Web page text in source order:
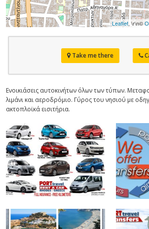
Leaflet, \r\n©
Take me there
Ενοικιάσεις αυτοκινήτων όλων των τύπων.
λιμάνι και αεροδρόμιο. Γύρος του νησιού με
ακτοπλοϊκά εισιτήρια.